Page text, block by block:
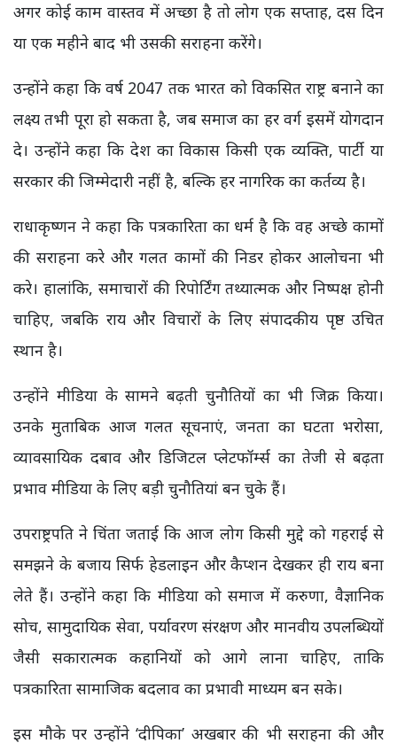
अगर कोई काम वास्तव में अच्छा है तो लोग एक सप्ताह, दस दिन
या एक महीने बाद भी उसकी सराहना करेंगे।
उन्होंने कहा कि वर्ष 2047 तक भारत को विकसित राष्ट्र बनाने का
लक्ष्य तभी पूरा हो सकता है, जब समाज का हर वर्ग इसमें योगदान
दे। उन्होंने कहा कि देश का विकास किसी एक व्यक्ति, पार्टी या
सरकार की जिम्मेदारी नहीं है, बल्कि हर नागरिक का कर्तव्य है।
राधाकृष्णन ने कहा कि पत्रकारिता का धर्म है कि वह अच्छे कामों
की सराहना करे और गलत कामों की निडर होकर आलोचना भी
करे। हालांकि, समाचारों की रिपोर्टिंग तथ्यात्मक और निष्पक्ष होनी
चाहिए, जबकि राय और विचारों के लिए संपादकीय पृष्ठ उचित
स्थान है।
उन्होंने मीडिया के सामने बढ़ती चुनौतियों का भी जिक्र किया।
उनके मुताबिक आज गलत सूचनाएं, जनता का घटता भरोसा,
व्यावसायिक दबाव और डिजिटल प्लेटफॉर्म्स का तेजी से बढ़ता
प्रभाव मीडिया के लिए बड़ी चुनौतियां बन चुके हैं।
उपराष्ट्रपति ने चिंता जताई कि आज लोग किसी मुद्दे को गहराई से
समझने के बजाय सिर्फ हेडलाइन और कैप्शन देखकर ही राय बना
लेते हैं। उन्होंने कहा कि मीडिया को समाज में करुणा, वैज्ञानिक
सोच, सामुदायिक सेवा, पर्यावरण संरक्षण और मानवीय उपलब्धियों
जैसी सकारात्मक कहानियों को आगे लाना चाहिए, ताकि
पत्रकारिता सामाजिक बदलाव का प्रभावी माध्यम बन सके।
इस मौके पर उन्होंने ‘दीपिका’ अखबार की भी सराहना की और